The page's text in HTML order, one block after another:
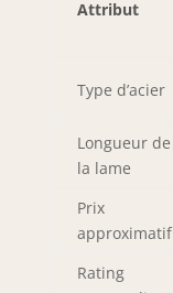
Attribut
Type d’acier
Longueur de
la lame
Prix
approximatif
Rating